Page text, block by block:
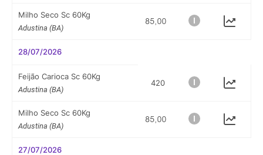
Milho Seco Sc 60Kg
Adustina (BA)
28/07/2026
Feijão Carioca Sc 60Kg
Adustina (BA)
420
Milho Seco Sc 60Kg
Adustina (BA)
27/07/2026